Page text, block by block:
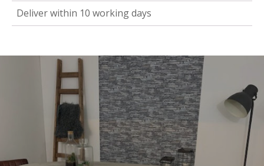
Deliver within 10 working days